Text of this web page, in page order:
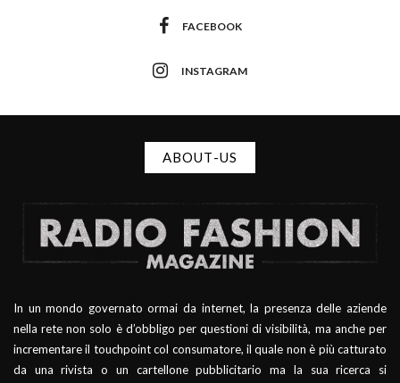
FACEBOOK
INSTAGRAM
ABOUT-US
In un mondo governato ormai da internet, la presenza delle aziende
nella rete non solo è d’obbligo per questioni di visibilità, ma anche per
incrementare il touchpoint col consumatore, il quale non è più catturato
da una rivista o un cartellone pubblicitario ma la sua ricerca si